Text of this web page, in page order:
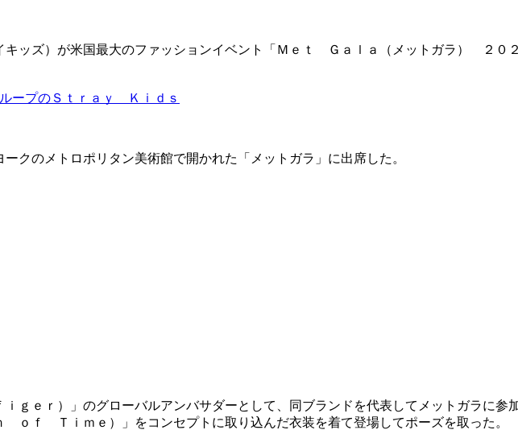
ッズ）が米国最大のファッションイベント「Ｍｅｔ Ｇａｌａ（メットガラ） ２０
ープのＳｔｒａｙ Ｋｉｄｓ
クのメトロポリタン美術館で開かれた「メットガラ」に出席した。
ｇｅｒ）」のグローバルアンバサダーとして、同ブランドを代表してメットガラに参
ｏｆ Ｔｉｍｅ）」をコンセプトに取り込んだ衣装を着て登場してポーズを取った。